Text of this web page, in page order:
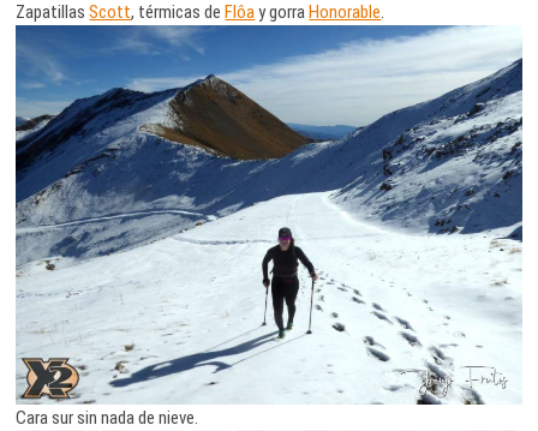
ZapatillasScott, térmicas deFlôay gorraHonorable.
Cara sur sin nada de nieve.